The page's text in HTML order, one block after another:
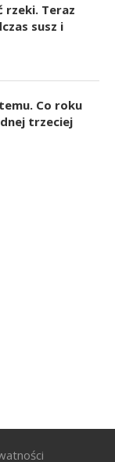
rzeki. Teraz
susz i
Co roku
trzeciej